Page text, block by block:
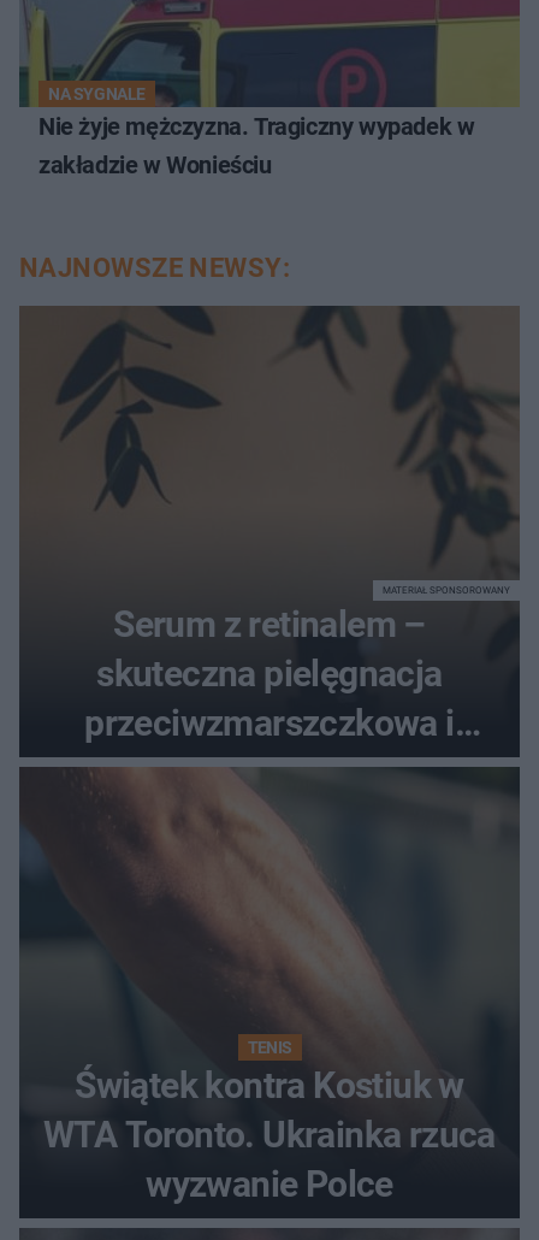
NA SYGNALE
Nie żyje mężczyzna. Tragiczny wypadek w
zakładzie w Wonieściu
NAJNOWSZE NEWSY:
Serum z retinalem –
skuteczna pielęgnacja
przeciwzmarszczkowa i
regenerująca
MATERIAŁ SPONSOROWANY
TENIS
Świątek kontra Kostiuk w
WTA Toronto. Ukrainka rzuca
wyzwanie Polce